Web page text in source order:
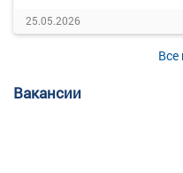
25.05.2026
Все
Вакансии